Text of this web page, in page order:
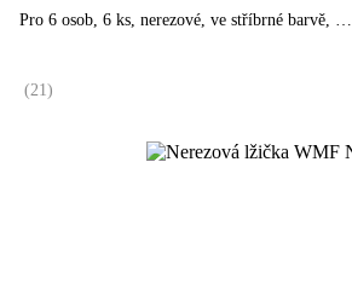
Pro 6 osob, 6 ks, nerezové, ve stříbrné barvě, …
(21 )